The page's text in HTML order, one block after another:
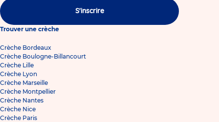
S'inscrire
Trouver une crèche
Crèche Bordeaux
Crèche Boulogne-Billancourt
Crèche Lille
Crèche Lyon
Crèche Marseille
Crèche Montpellier
Crèche Nantes
Crèche Nice
Crèche Paris